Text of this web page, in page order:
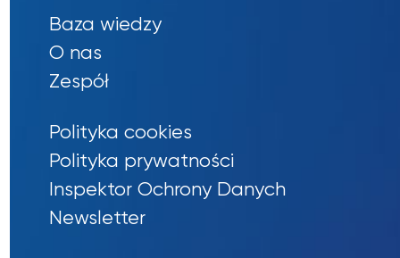
Baza wiedzy
O nas
Zespół
Polityka cookies
Polityka prywatności
Inspektor Ochrony Danych
Newsletter